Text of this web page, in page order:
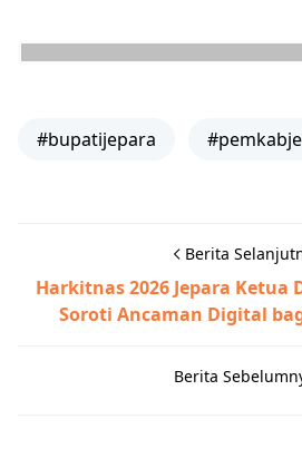
#bupatijepara
Berita
Harkitnas 2026 Jepara Ketua
Soroti Ancaman Digital
Berita